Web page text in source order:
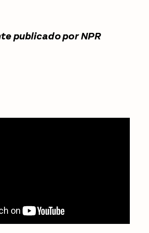
publicado por NPR